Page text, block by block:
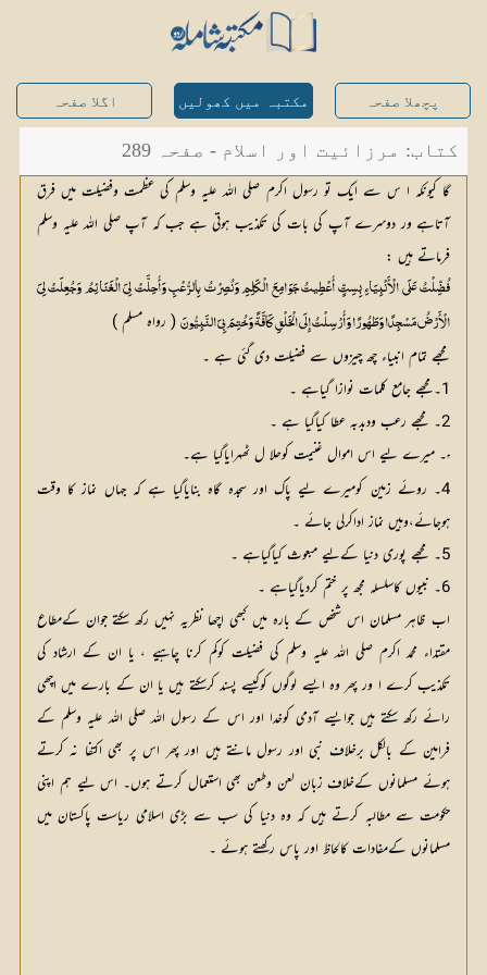
پچھلا صفحہ مکتبہ میں کھولیں اگلا صفحہ
کتاب: مرزائیت اور اسلام - صفحہ 289
گا کیونکہ ا س سے ایک تو رسول اکرم صلی اللہ علیہ وسلم کی عظمت وفضیلت میں فرق
آتاہے ور دوسرے آپ کی بات کی تکذیب ہوتی ہے جب کہ آپ صلی اللہ علیہ وسلم
فرماتے ہیں :
فُضِّلْتُ عَلَى الْأَنْبِيَاءِ بِسِتٍّ أُعْطِيتُ جَوَامِعَ الْكَلِمِ وَنُصِرْتُ بِالرُّعْبِ وَأُحِلَّتْ لِيَ الْغَنَائِمُ وَجُعِلَتْ لِيَ
الْأَرْضُ مَسْجِدًا وَطَهُورًا وَأُرْسِلْتُ إِلَى الْخَلْقِ كَافَّةً وَخُتِمَ بِيَ النَّبِيُّونَ ( رواہ مسلم )
مجھے تمام انبیاء چھ چیزوں سے فضیلت دی گئی ہے ۔
1۔مجھے جامع کلمات نوازا گیاہے ۔
2۔ مجھے رعب ودبدبہ عطا کیاگیا ہے ۔
3۔ میرے لیے اس اموال غنیمت کوحلا ل ٹھہرایاگیا ہے۔
4۔ روئے زمین کومیرے لیے پاک اور سجدہ گاہ بنایاگیا ہے کہ جہاں نماز کا وقت
ہوجائے،وہیں نماز اداکرلی جائے ۔
5۔ مجھے پوری دنیا کےلیے مبعوث کیاگیاہے ۔
6۔ نبیوں کاسلسلہ مجھ پر ختم کردیاگیاہے ۔
اب ظاہر مسلمان اس شخص کے بارہ میں کبھی اچھا نظریہ نہیں رکھ سکتے جوان کےمطاع
مقتداء محمد اکرم صلی اللہ علیہ وسلم کی فضیلت کوکم کرنا چاہیے ، یا ان کے ارشاد کی
تکذیب کرے ا ور پھر وہ ایسے لوگوں کوکیسے پسند کرسکتے ہیں یا ان کے بارے میں اچھی
رائے رکھ سکتے ہیں جوایسے آدمی کوخدا اور اس کے رسول اللہ صلی اللہ علیہ وسلم کے
فرامین کے بالکل برخلاف نبی اور رسول مانتے ہیں اور پھر اس پر بھی اکتفا نہ کرتے
ہوئے مسلمانوں کےخلاف زبان لعن وطعن بھی استعمال کرتے ہوں۔ اس لیے ہم اپنی
حکومت سے مطالبہ کرتے ہیں کہ وہ دنیا کی سب سے بڑی اسلامی ریاست پاکستان میں
مسلمانوں کےمفادات کالحاظ اور پاس رکھتے ہوئے ۔